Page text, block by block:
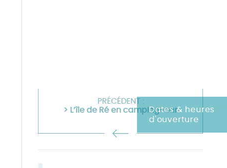
PRÉCÉDENT :
> L’île de Ré en camping-carDates & heures
d'ouverture